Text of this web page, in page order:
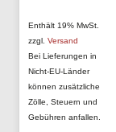
bis
€35,00
Enthält 19% MwSt.
zzgl.Versand
Bei Lieferungen in
Nicht-EU-Länder
können zusätzliche
Zölle, Steuern und
Gebühren anfallen.